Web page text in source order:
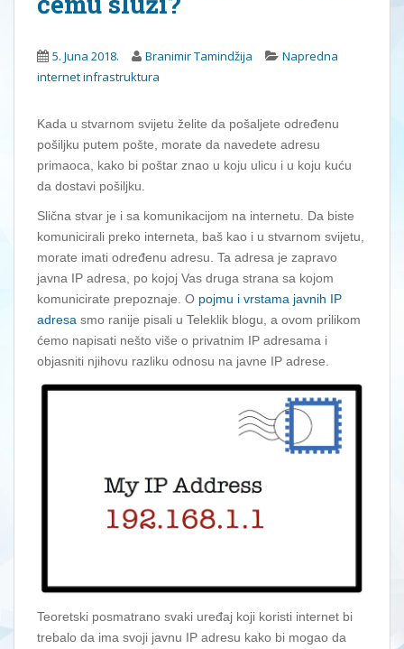
5. Juna 2018. Branimir Tamindžija
Napredna
internet infrastruktura
Kada u stvarnom svijetu želite da pošaljete određenu
pošiljku putem pošte, morate da navedete adresu
primaoca, kako bi poštar znao u koju ulicu i u koju kuću
da dostavi pošiljku.
Slična stvar je i sa komunikacijom na internetu. Da biste
komunicirali preko interneta, baš kao i u stvarnom svijetu,
morate imati određenu adresu. Ta adresa je zapravo
javna IP adresa, po kojoj Vas druga strana sa kojom
komunicirate prepoznaje. O pojmu i vrstama javnih IP
adresa smo ranije pisali u Teleklik blogu, a ovom prilikom
ćemo napisati nešto više o privatnim IP adresama i
objasniti njihovu razliku odnosu na javne IP adrese.
Teoretski posmatrano svaki uređaj koji koristi internet bi
trebalo da ima svoji javnu IP adresu kako bi mogao da